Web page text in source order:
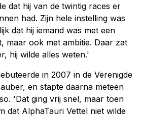
dat hij van de twintig races er
had. Zijn hele instelling was
dat hij iemand was met een
maar ook met ambitie. Daar zat
hij wilde alles weten.'
in 2007 in de Verenigde
en stapte daarna meteen
'Dat ging vrij snel, maar toen
dat AlphaTauri Vettel niet wilde